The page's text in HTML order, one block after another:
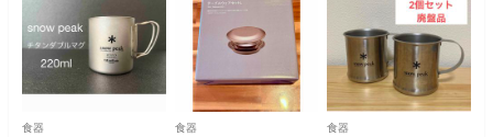
食器 食器 食器